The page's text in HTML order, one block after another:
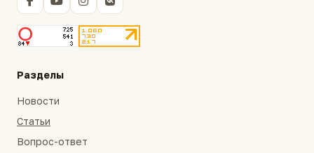
Разделы
Новости
Статьи
Вопрос-ответ